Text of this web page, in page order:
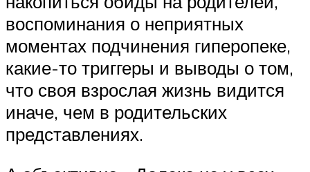
воспоминания о неприятных
моментах подчинения гиперопеке,
какие-то триггеры и выводы о том,
что своя взрослая жизнь видится
иначе, чем в родительских
представлениях.